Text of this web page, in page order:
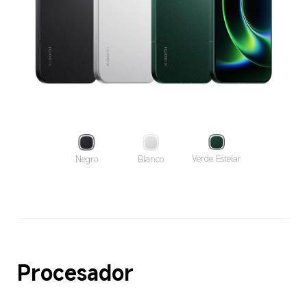
Negro Blanco Verde Estelar
Procesador